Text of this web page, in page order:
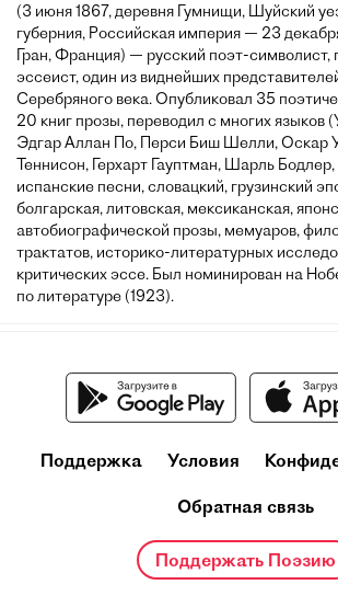
(3 июня 1867, деревня Гумнищи, Шуйский
губерния, Российская империя — 23
Гран, Франция) — русский поэт-символист,
эссеист, один из виднейших
Серебряного века. Опубликовал 35
20 книг прозы, переводил с многих языков
Эдгар Аллан По, Перси Биш Шелли, Оскар
Теннисон, Герхарт Гауптман, Шарль
испанские песни, словацкий, грузинский
болгарская, литовская, мексиканская,
автобиографической прозы, мемуаров,
трактатов, историко-литературных
критических эссе. Был номинирован на
по литературе (1923).
Поддержка Условия
Обратная связь
Поддержать Поэзию